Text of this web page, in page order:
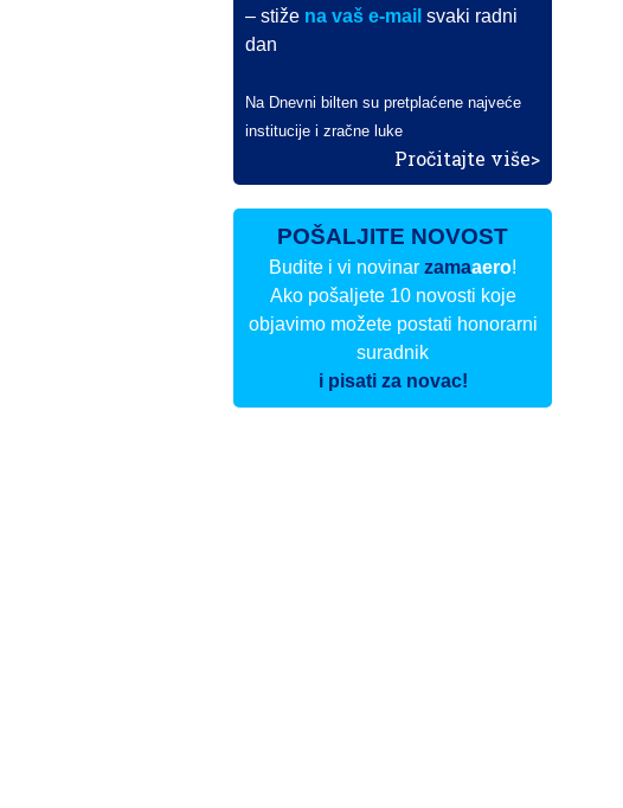
– stiže na vaš e-mail svaki radni
dan
Na Dnevni bilten su pretplaćene najveće
institucije i zračne luke
Pročitajte više>
POŠALJITE NOVOST
Budite i vi novinarzamaaero!
Ako pošaljete 10 novosti koje
objavimo možete postati honorarni
suradnik
i pisati za novac!